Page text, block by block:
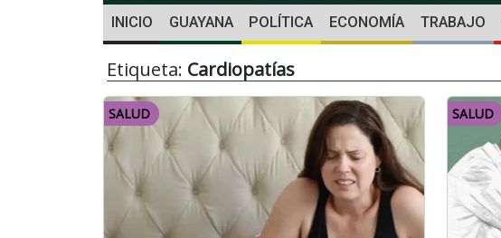
INICIO GUAYANA POLÍTICA ECONOMÍA TRABAJO
Etiqueta: Cardiopatías
SALUD SALUD